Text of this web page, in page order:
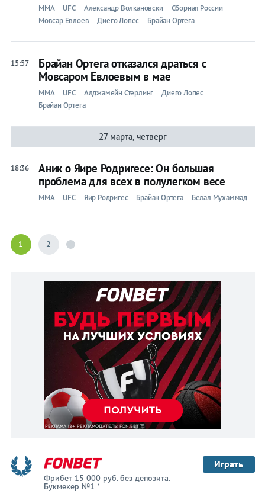
ММА UFC Александр Волкановски
Сборная России
Мовсар Евлоев
Диего Лопес Брайан Ортега
15:57
Брайан Ортега отказался драться с
Мовсаром Евлоевым в мае
ММА UFC Алджамейн Стерлинг
Диего Лопес
Брайан Ортега
27 марта, четверг
18:36
Аник о Яире Родригесе: Он большая
проблема для всех в полулегком весе
ММА UFC Яир Родригес Брайан Ортега Белал Мухаммад
1 2
Фрибет 15 000 руб. без депозита.
Букмекер №1 *
Играть